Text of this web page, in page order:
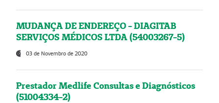
MUDANÇA DE ENDEREÇO - DIAGITAB
SERVIÇOS MÉDICOS LTDA (54003267-5)
03 de Novembro de 2020
Prestador Medlife Consultas e Diagnósticos
(51004334-2)